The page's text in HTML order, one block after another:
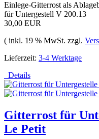
Einlege-Gitterrost als
für Untergestell V 200.13
30,00 EUR
( inkl. 19 % MwSt. zzgl.
Lieferzeit: 3-4 Werktage
Details
Gitterrost für
Le Petit